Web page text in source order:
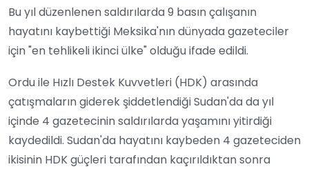
Bu yıl düzenlenen saldırılarda 9 basın çalışanın
hayatını kaybettiği Meksika'nın dünyada gazeteciler
için "en tehlikeli ikinci ülke" olduğu ifade edildi.
Ordu ile Hızlı Destek Kuvvetleri (HDK) arasında
çatışmaların giderek şiddetlendiği Sudan'da da yıl
içinde 4 gazetecinin saldırılarda yaşamını yitirdiği
kaydedildi. Sudan'da hayatını kaybeden 4 gazeteciden
ikisinin HDK güçleri tarafından kaçırıldıktan sonra